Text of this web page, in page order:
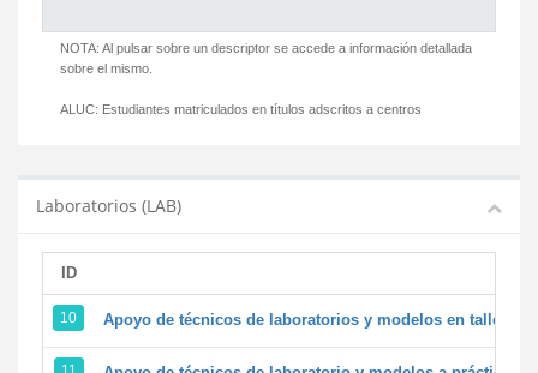
NOTA: Al pulsar sobre un descriptor se accede a información detallada
sobre el mismo.
ALUC: Estudiantes matriculados en títulos adscritos a centros
Laboratorios (LAB)
ID
10 Apoyo de técnicos de laboratorios y modelos en